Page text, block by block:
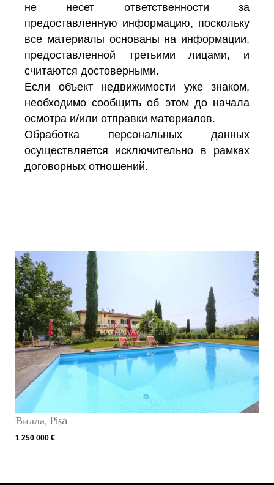
не несет ответственности за
предоставленную информацию, поскольку
все материалы основаны на информации,
предоставленной третьими лицами, и
считаются достоверными.
Если объект недвижимости уже знаком,
необходимо сообщить об этом до начала
осмотра и/или отправки материалов.
Обработка персональных данных
осуществляется исключительно в рамках
договорных отношений.
Вилла, Pisa
1 250 000 €